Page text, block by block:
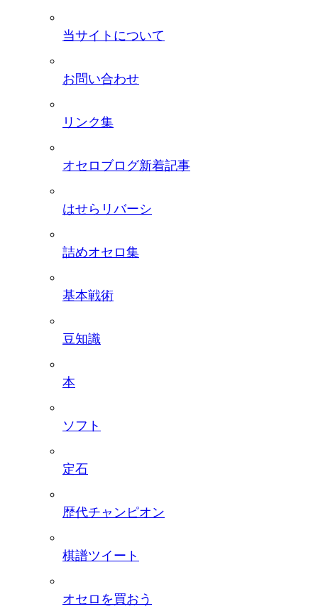
当サイトについて
お問い合わせ
リンク集
オセロブログ新着記事
はせらリバーシ
詰めオセロ集
基本戦術
豆知識
本
ソフト
定石
歴代チャンピオン
棋譜ツイート
オセロを買おう